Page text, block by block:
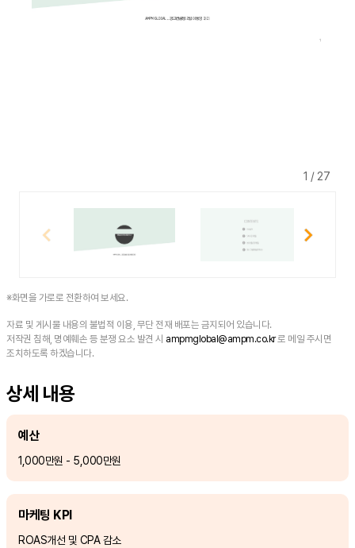
1 / 27
※화면을 가로로 전환하여 보세요.
자료 및 게시물 내용의 불법적 이용, 무단 전재 배포는 금지되어 있습니다.
저작권 침해, 명예훼손 등 분쟁 요소 발견 시 ampmglobal@ampm.co.kr로 메일 주시면
조치하도록 하겠습니다.
상세 내용
예산
1,000만원 - 5,000만원
마케팅 KPI
ROAS개선 및 CPA 감소